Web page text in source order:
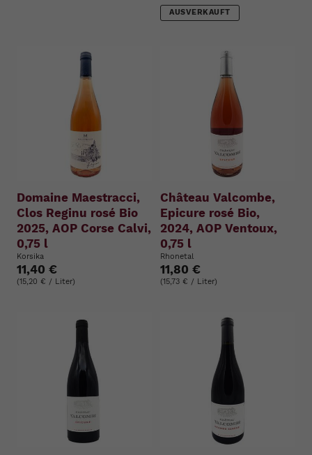
AUSVERKAUFT
Domaine Maestracci,
Clos Reginu rosé Bio
2025, AOP Corse Calvi,
0,75 l
Korsika
11,40 €
(15,20 € / Liter)
Château Valcombe,
Epicure rosé Bio,
2024, AOP Ventoux,
0,75 l
Rhonetal
11,80 €
(15,73 € / Liter)